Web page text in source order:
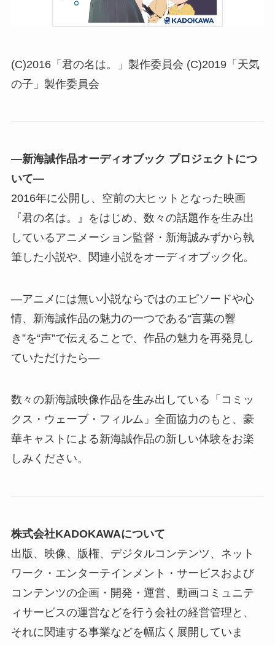
(C)2016「君の名は。」製作委員会 (C)2019「天気
の子」製作委員会
―新海誠作品オーディオブック プロジェクトにつ
いて―
2016年に公開し、空前の大ヒットとなった映画
『君の名は。』をはじめ、数々の話題作を生み出
しているアニメーション監督・新海誠みずから執
筆した小説や、関連小説をオーディオブック化。
―アニメには無い小説ならではのエピソードや心
情、新海誠作品の魅力の一つである“言葉の響
き”を“声”で伝えることで、作品の魅力を再発見し
ていただけたら―
数々の新海誠映像作品を生み出している「コミッ
クス・ウェーブ・フィルム」全面協力のもと、豪
華キャストによる新海誠作品の新しい体験をお楽
しみください。
株式会社KADOKAWAについて
出版、映像、版権、デジタルコンテンツ、ネット
ワーク・エンターテインメント・サービスおよび
コンテンツの企画・開発・運営、動画コミュニテ
ィサービスの運営などを行う会社の経営管理と、
それに関連する事業などを幅広く展開していま